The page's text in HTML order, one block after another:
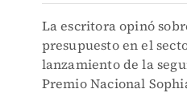
La escritora opinó
presupuesto en el
lanzamiento de la
Premio Nacional